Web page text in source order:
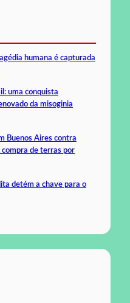
humana é capturada
uma conquista
da misoginia
Buenos Aires contra
de terras por
detém a chave para o